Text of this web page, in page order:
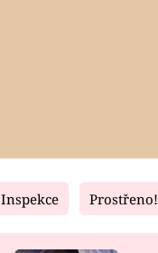
Fresh
Inspekce Prostřeno!